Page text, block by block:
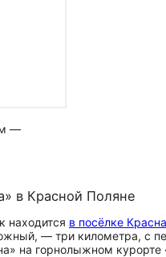
—
в Красной Поляне
находится в посёлке
— три километра, с
на горнолыжном